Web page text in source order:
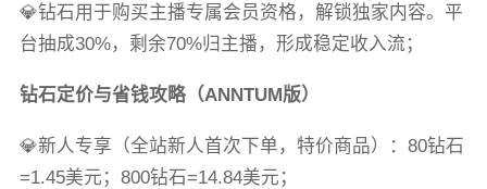
💎钻石用于购买主播专属会员资格，解锁独家内容。平
台抽成30%，剩余70%归主播，形成稳定收入流；
钻石定价与省钱攻略（ANNTUM版）
💎新人专享（全站新人首次下单，特价商品）：80钻石
=1.45美元；800钻石=14.84美元；